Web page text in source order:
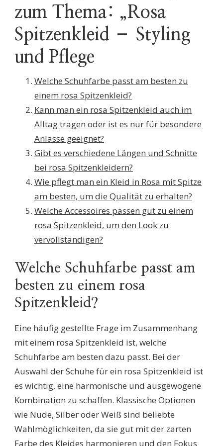
zum Thema: „Rosa
Spitzenkleid – Styling
und Pflege
Welche Schuhfarbe passt am besten zu
einem rosa Spitzenkleid?
Kann man ein rosa Spitzenkleid auch im
Alltag tragen oder ist es nur für besondere
Anlässe geeignet?
Gibt es verschiedene Längen und Schnitte
bei rosa Spitzenkleidern?
Wie pflegt man ein Kleid in Rosa mit Spitze
am besten, um die Qualität zu erhalten?
Welche Accessoires passen gut zu einem
rosa Spitzenkleid, um den Look zu
vervollständigen?
Welche Schuhfarbe passt am
besten zu einem rosa
Spitzenkleid?
Eine häufig gestellte Frage im Zusammenhang
mit einem rosa Spitzenkleid ist, welche
Schuhfarbe am besten dazu passt. Bei der
Auswahl der Schuhe für ein rosa Spitzenkleid ist
es wichtig, eine harmonische und ausgewogene
Kombination zu schaffen. Klassische Optionen
wie Nude, Silber oder Weiß sind beliebte
Wahlmöglichkeiten, da sie gut mit der zarten
Farbe des Kleides harmonieren und den Fokus